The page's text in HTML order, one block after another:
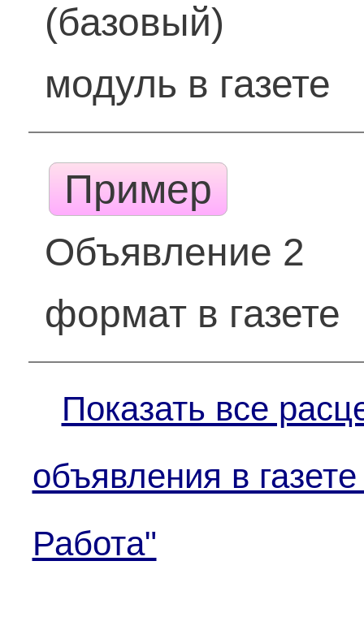
(базовый)
модуль в газете
Пример
Объявление 2
формат в газете
Показать все
объявления в
Работа"